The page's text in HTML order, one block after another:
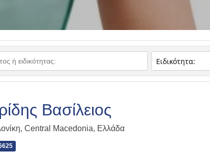
Βασίλειος
,Central Macedonia, Ελλάδα